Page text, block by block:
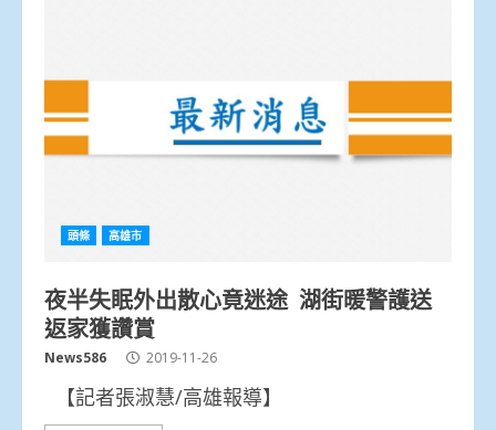
頭條 高雄市
夜半失眠外出散心竟迷途 湖街暖警護送
返家獲讚賞
News586 2019-11-26
【記者張淑慧/高雄報導】